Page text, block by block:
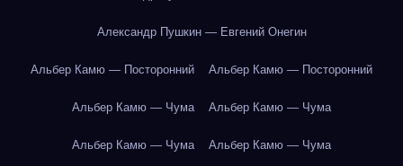
Александр Пушкин — Евгений Онегин
Альбер Камю — Посторонний Альбер Камю — Посторонний
Альбер Камю — Чума Альбер Камю — Чума
Альбер Камю — Чума Альбер Камю — Чума